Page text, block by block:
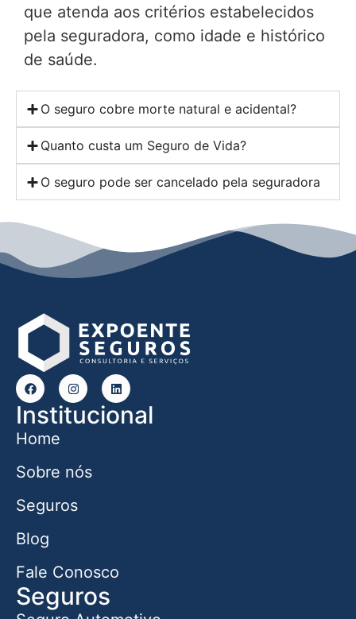
que atenda aos critérios estabelecidos
pela seguradora, como idade e histórico
de saúde.
O seguro cobre morte natural e acidental?
Quanto custa um Seguro de Vida?
O seguro pode ser cancelado pela seguradora
Institucional
Home
Sobre nós
Seguros
Blog
Fale Conosco
Seguros